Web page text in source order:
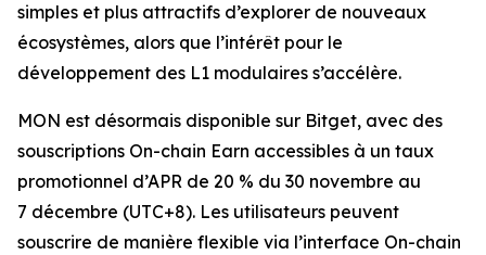
simples et plus attractifs d’explorer de nouveaux
écosystèmes, alors que l’intérêt pour le
développement des L1 modulaires s’accélère.
MON est désormais disponible sur Bitget, avec des
souscriptions On-chain Earn accessibles à un taux
promotionnel d’APR de 20 % du 30 novembre au
7 décembre (UTC+8). Les utilisateurs peuvent
souscrire de manière flexible via l’interface On-chain